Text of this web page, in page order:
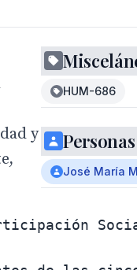
y
HUM-686
Personas
José María